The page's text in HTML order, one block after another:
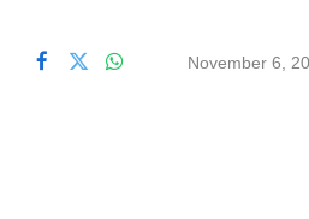
November 6,